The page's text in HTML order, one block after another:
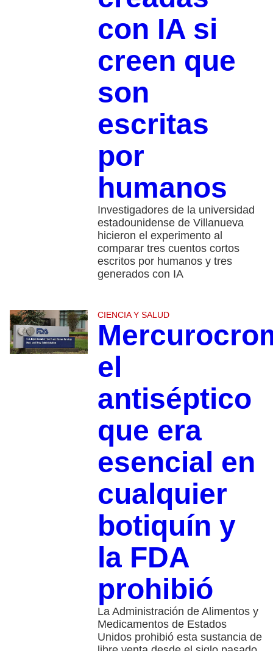
con IA si
creen que
son
escritas
por
humanos
Investigadores de la universidad
estadounidense de Villanueva
hicieron el experimento al
comparar tres cuentos cortos
escritos por humanos y tres
generados con IA
CIENCIA Y SALUD
el
antiséptico
que era
esencial en
cualquier
botiquín y
la FDA
prohibió
La Administración de Alimentos y
Medicamentos de Estados
Unidos prohibió esta sustancia de